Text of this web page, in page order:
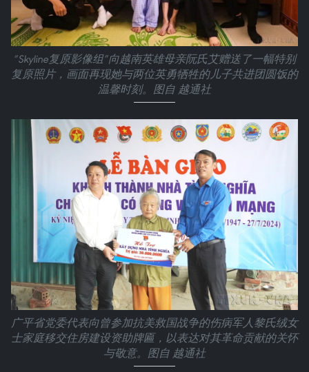
“Skyline复原影像组”向越南英雄母亲阮氏艾赠送了一幅特别
复原照片，画面再现她与两位英勇牺牲的儿子共进团圆饭的
温馨时刻。图自 越通社
广平省党委代表向曾参加抗美救国战争的伤病军人黎氏绒女
士家庭移交住房建设资助牌匾，以表达对其革命贡献的关怀
与敬意。图自 越通社